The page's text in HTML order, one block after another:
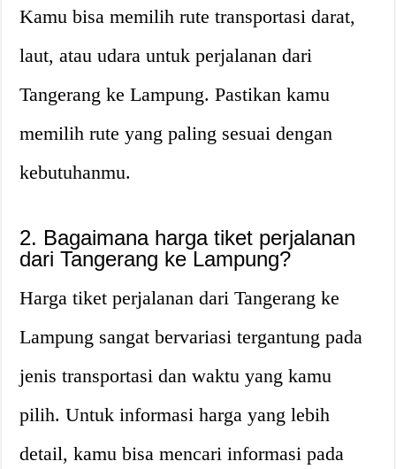
Kamu bisa memilih rute transportasi darat,
laut, atau udara untuk perjalanan dari
Tangerang ke Lampung. Pastikan kamu
memilih rute yang paling sesuai dengan
kebutuhanmu.
2. Bagaimana harga tiket perjalanan
dari Tangerang ke Lampung?
Harga tiket perjalanan dari Tangerang ke
Lampung sangat bervariasi tergantung pada
jenis transportasi dan waktu yang kamu
pilih. Untuk informasi harga yang lebih
detail, kamu bisa mencari informasi pada